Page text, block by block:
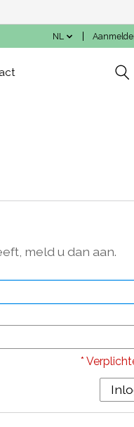
NL
meld u dan aan.
*